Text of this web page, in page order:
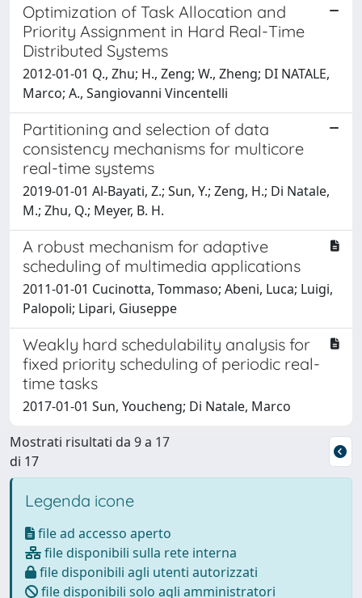
Optimization of Task Allocation and
Priority Assignment in Hard Real-Time
Distributed Systems
2012-01-01 Q., Zhu; H., Zeng; W., Zheng; DI NATALE,
Marco; A., Sangiovanni Vincentelli
Partitioning and selection of data
consistency mechanisms for multicore
real-time systems
2019-01-01 Al-Bayati, Z.; Sun, Y.; Zeng, H.; Di Natale,
M.; Zhu, Q.; Meyer, B. H.
A robust mechanism for adaptive
scheduling of multimedia applications
2011-01-01 Cucinotta, Tommaso; Abeni, Luca; Luigi,
Palopoli; Lipari, Giuseppe
Weakly hard schedulability analysis for
fixed priority scheduling of periodic real-
time tasks
2017-01-01 Sun, Youcheng; Di Natale, Marco
Mostrati risultati da 9 a 17
di 17
Legenda icone
file ad accesso aperto
file disponibili sulla rete interna
file disponibili agli utenti autorizzati
file disponibili solo agli amministratori